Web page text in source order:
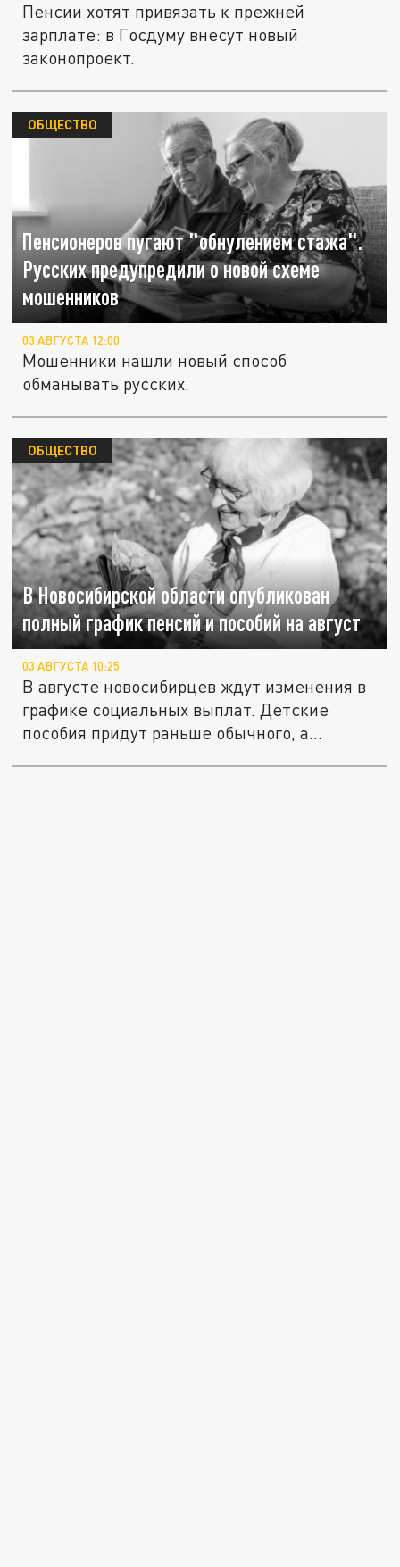
Пенсии хотят привязать к прежней
зарплате: в Госдуму внесут новый
законопроект.
Пенсионеров пугают "обнулением стажа".
Русских предупредили о новой схеме
мошенников
ОБЩЕСТВО
03 АВГУСТА 12:00
Мошенники нашли новый способ
обманывать русских.
В Новосибирской области опубликован
полный график пенсий и пособий на август
ОБЩЕСТВО
03 АВГУСТА 10:25
В августе новосибирцев ждут изменения в
графике социальных выплат. Детские
пособия придут раньше обычного, а...